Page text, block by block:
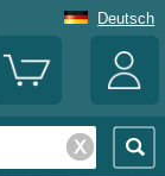
Deutsch